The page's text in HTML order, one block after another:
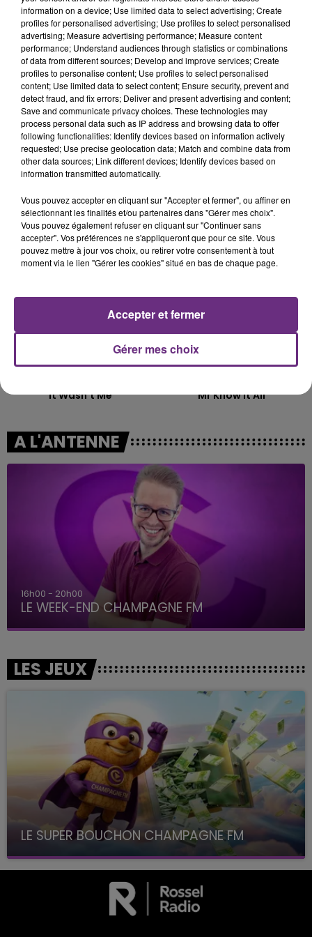
TITRES DIFFUSÉS
13h14
13h14
MYLES SMITH & NIALL HORAN
Drive Safe
13h09
13h09
TAYLOR SWIFT
I Knew It, I Knew You
13h05
13h05
It Wasn't Me
13h02
13h02
Mr Know It All
A L'ANTENNE
16h00 - 20h00
LE WEEK-END CHAMPAGNE FM
LES JEUX
LE SUPER BOUCHON CHAMPAGNE FM
avec La Famille Champagne FM, à 8H10
information on a device; Use limited data to select advertising; Create
profiles for personalised advertising; Use profiles to select personalised
advertising; Measure advertising performance; Measure content
performance; Understand audiences through statistics or combinations
of data from different sources; Develop and improve services; Create
profiles to personalise content; Use profiles to select personalised
content; Use limited data to select content; Ensure security, prevent and
detect fraud, and fix errors; Deliver and present advertising and content;
Save and communicate privacy choices. These technologies may
process personal data such as IP address and browsing data to offer
following functionalities: Identify devices based on information actively
requested; Use precise geolocation data; Match and combine data from
other data sources; Link different devices; Identify devices based on
information transmitted automatically.
Vous pouvez accepter en cliquant sur "Accepter et fermer", ou affiner en
sélectionnant les finalités et/ou partenaires dans "Gérer mes choix".
Vous pouvez également refuser en cliquant sur "Continuer sans
accepter". Vos préférences ne s'appliqueront que pour ce site. Vous
pouvez mettre à jour vos choix, ou retirer votre consentement à tout
moment via le lien "Gérer les cookies" situé en bas de chaque page.
Gérer mes choix
Accepter et fermer